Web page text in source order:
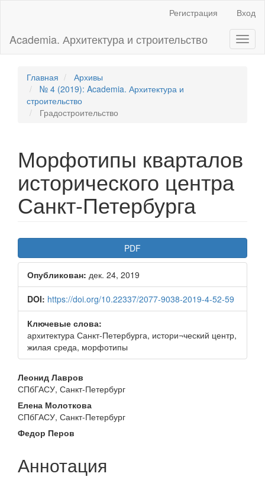
Основное
содержимое
панель
Регистрация Вход
Academia. Архитектура и строительство
Главная
Архивы
№ 4 (2019): Academia. Архитектура и
строительство
Градостроительство
Морфотипы кварталов
исторического центра
Санкт-Петербурга
Боковая
панель
статьи
PDF
Опубликован: дек. 24, 2019
DOI: https://doi.org/10.22337/2077-9038-2019-4-52-59
Ключевые слова:
архитектура Санкт-Петербурга, истори¬ческий центр,
жилая среда, морфотипы
Основное
содержимое
статьи
Леонид Лавров
СПбГАСУ, Санкт-Петербург
Елена Молоткова
СПбГАСУ, Санкт-Петербург
Федор Перов
Аннотация